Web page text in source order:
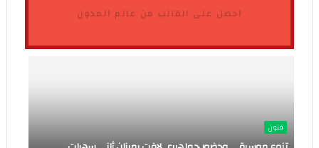
احصل على القالب من عالم المدون
فنون